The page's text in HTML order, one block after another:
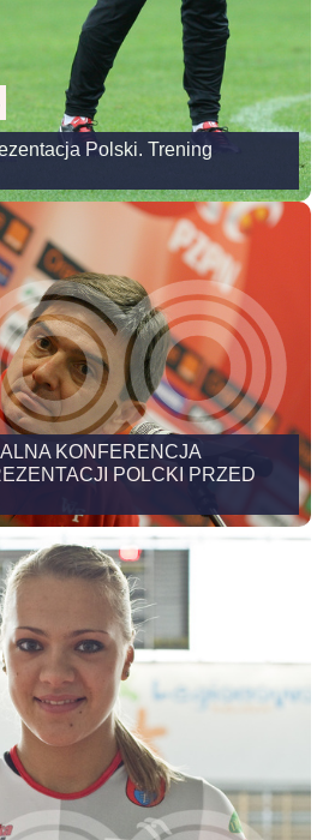
Polski. Trening
KONFERENCJA
POLCKI PRZED